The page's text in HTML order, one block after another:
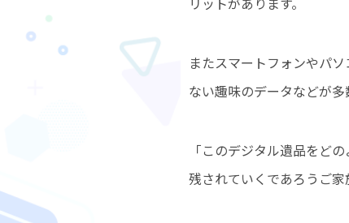
またスマートフォンやパ
ない趣味のデータなどが多
「このデジタル遺品をど
残されていくであろうご家